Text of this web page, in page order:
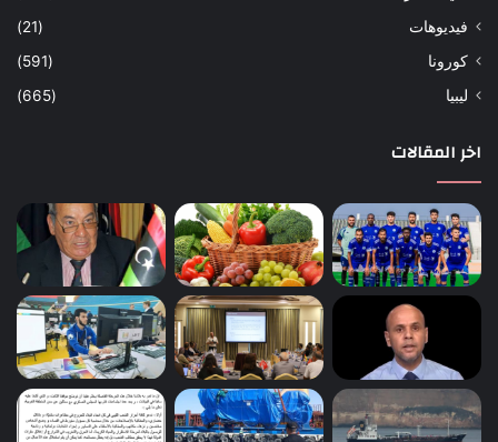
فيديوهات
(21)
كورونا
(591)
ليبيا
(665)
اخر المقالات